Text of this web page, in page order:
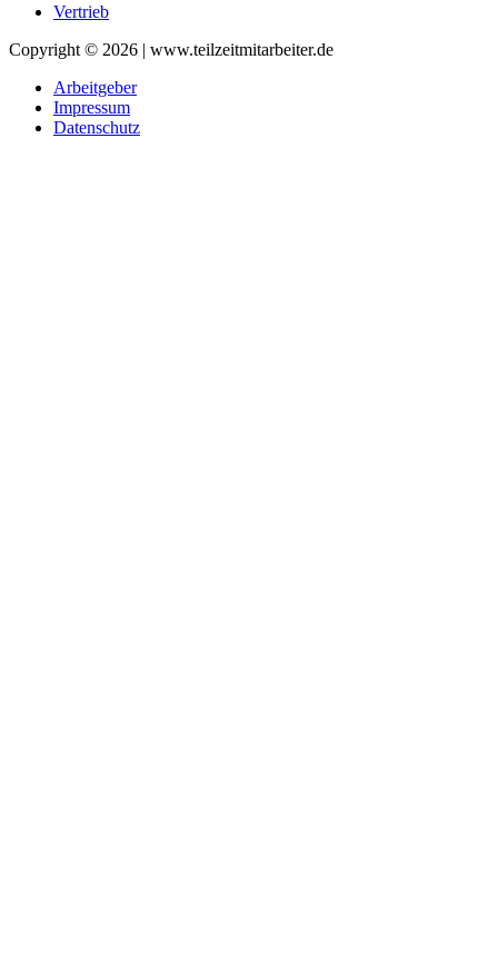
Vertrieb
Copyright © 2026 | www.teilzeitmitarbeiter.de
Arbeitgeber
Impressum
Datenschutz